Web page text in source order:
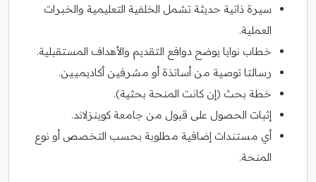
سيرة ذاتية حديثة تشمل الخلفية التعليمية والخبرات
العملية.
خطاب نوايا يوضح دوافع التقديم والأهداف المستقبلية.
رسالتا توصية من أساتذة أو مشرفين أكاديميين.
خطة بحث (إن كانت المنحة بحثية).
إثبات الحصول على قبول من جامعة كوينزلاند.
أي مستندات إضافية مطلوبة بحسب التخصص أو نوع
المنحة.